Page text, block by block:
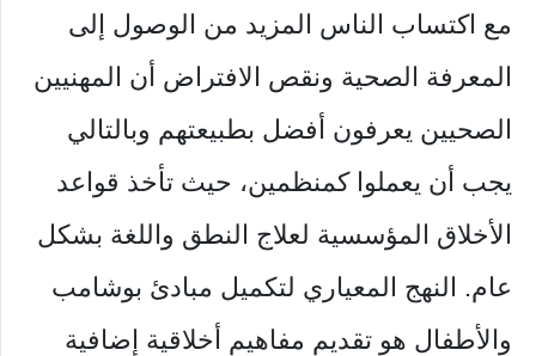
مع اكتساب الناس المزيد من الوصول إلى
المعرفة الصحية ونقص الافتراض أن المهنيين
الصحيين يعرفون أفضل بطبيعتهم وبالتالي
يجب أن يعملوا كمنظمين، حيث تأخذ قواعد
الأخلاق المؤسسية لعلاج النطق واللغة بشكل
عام. النهج المعياري لتكميل مبادئ بوشامب
والأطفال هو تقديم مفاهيم أخلاقية إضافية